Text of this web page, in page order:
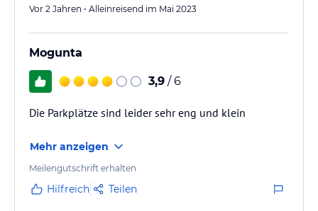
Vor 2 Jahren • Alleinreisend im Mai 2023
Mogunta
3,9 / 6
Die Parkplätze sind leider sehr eng und klein
Mehr anzeigen
Meilengutschrift erhalten
Hilfreich Teilen